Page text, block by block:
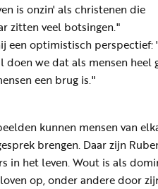
is onzin' als christenen die
zitten veel botsingen."
een optimistisch perspectief:
we dat als mensen heel
een brug is."
kunnen mensen van
brengen. Daar zijn
in het leven. Wout is als
op, onder andere door